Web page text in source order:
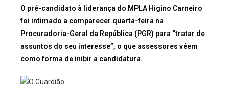
O pré-candidato à liderança do MPLA Higino Carneiro
foi intimado a comparecer quarta-feira na
Procuradoria-Geral da República (PGR) para “tratar de
assuntos do seu interesse”, o que assessores vêem
como forma de inibir a candidatura.